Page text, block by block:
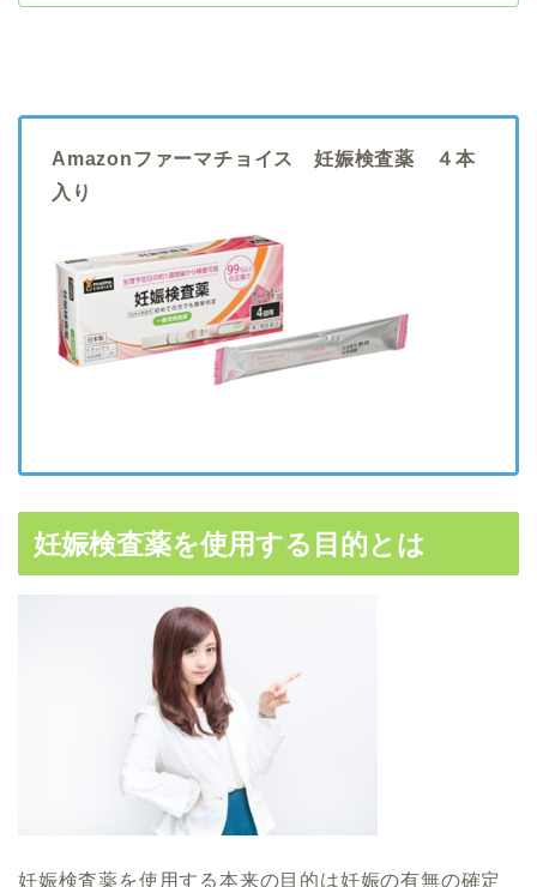
Amazonファーマチョイス 妊娠検査薬 ４本
入り
妊娠検査薬を使用する目的とは
妊娠検査薬を使用する本来の目的は妊娠の有無の確定